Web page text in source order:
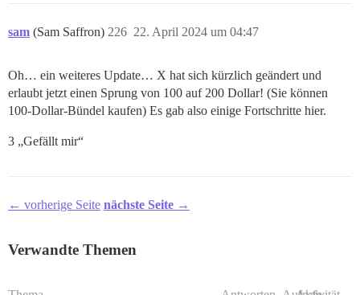
sam (Sam Saffron) 22. April 2024 um 04:47
226
Oh… ein weiteres Update… X hat sich kürzlich geändert und
erlaubt jetzt einen Sprung von 100 auf 200 Dollar! (Sie können
100-Dollar-Bündel kaufen) Es gab also einige Fortschritte hier.
3 „Gefällt mir“
← vorherige Seite nächste Seite →
Verwandte Themen